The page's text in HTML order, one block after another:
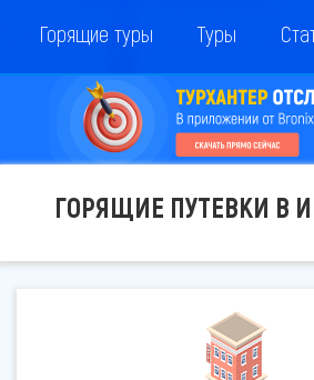
Горящие туры Туры
ГОРЯЩИЕ ПУТЕВКИ В